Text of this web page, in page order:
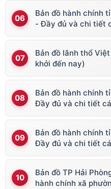
Bản đồ hành chính
- Đầy đủ và chi tiết
Bản đồ lãnh thổ
khởi đến nay)
Bản đồ hành chính
Đầy đủ và chi tiết
Bản đồ hành chính
Đầy đủ và chi tiết
Bản đồ TP Hải
hành chính xã